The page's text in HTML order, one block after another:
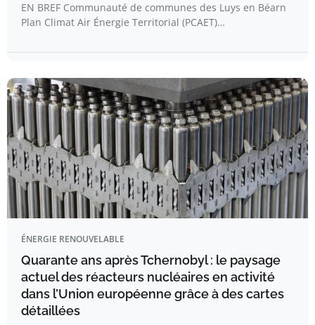
EN BREF Communauté de communes des Luys en Béarn
Plan Climat Air Énergie Territorial (PCAET)…
ÉNERGIE RENOUVELABLE
Quarante ans après Tchernobyl : le paysage
actuel des réacteurs nucléaires en activité
dans l’Union européenne grâce à des cartes
détaillées